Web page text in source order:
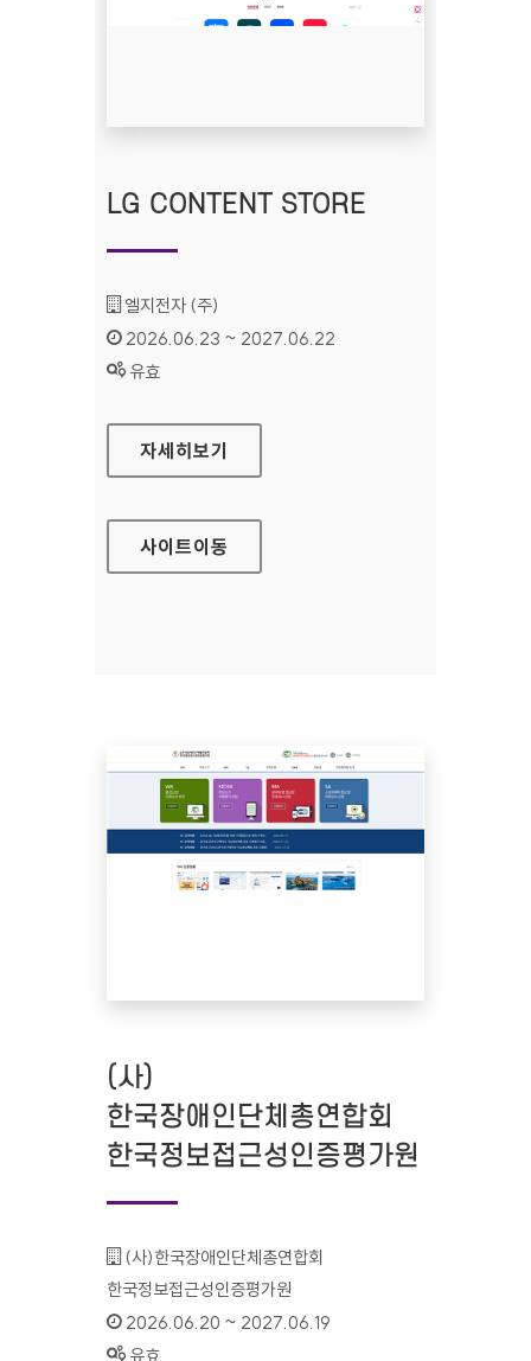
LG CONTENT STORE
기관명 :
엘지전자 (주)
인증기간 :
2026.06.23 ~ 2027.06.22
상태 :
유효
LG CONTENT STORE
자세히보기
사이트이동
(사)
한국장애인단체총연합회
한국정보접근성인증평가원
기관명 :
(사)한국장애인단체총연합회
한국정보접근성인증평가원
인증기간 :
2026.06.20 ~ 2027.06.19
상태 :
유효